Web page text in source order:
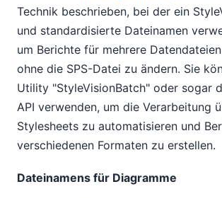
Technik beschrieben, bei der ein
und standardisierte Dateinamen
um Berichte für mehrere
ohne die SPS-Datei zu ändern. Sie
Utility "StyleVisionBatch" oder sogar
API verwenden, um die Verarbeitung
Stylesheets zu automatisieren und
verschiedenen Formaten zu erstellen.
Dateinamens für Diagramme